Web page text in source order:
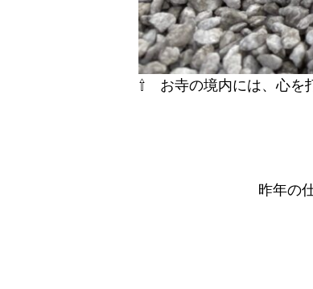
⇧ お寺の境内には、心を
昨年の